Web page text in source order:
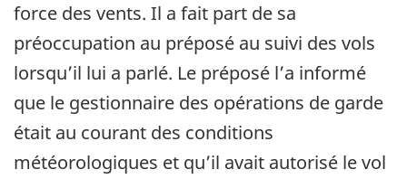
force des vents. Il a fait part de sa
préoccupation au préposé au suivi des vols
lorsqu’il lui a parlé. Le préposé l’a informé
que le gestionnaire des opérations de garde
était au courant des conditions
météorologiques et qu’il avait autorisé le vol